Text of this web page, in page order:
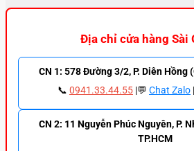
Địa chỉ cửa hàng Sài
CN 1: 578 Đường 3/2, P. Diên Hồng
📞 0941.33.44.55 |💬 Chat Zalo
CN 2: 11 Nguyễn Phúc Nguyên, P.
TP.HCM